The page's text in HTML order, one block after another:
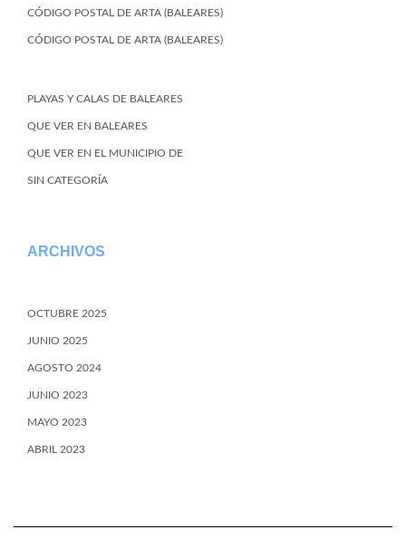
CÓDIGO POSTAL DE ARTA (BALEARES)
CÓDIGO POSTAL DE ARTA (BALEARES)
PLAYAS Y CALAS DE BALEARES
QUE VER EN BALEARES
QUE VER EN EL MUNICIPIO DE
SIN CATEGORÍA
ARCHIVOS
OCTUBRE 2025
JUNIO 2025
AGOSTO 2024
JUNIO 2023
MAYO 2023
ABRIL 2023